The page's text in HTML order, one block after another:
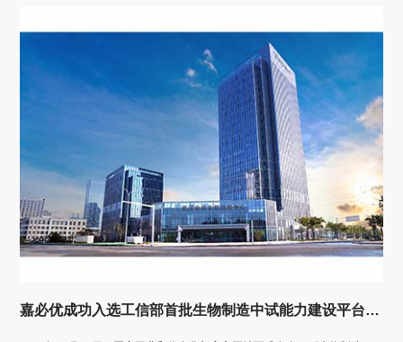
嘉必优成功入选工信部首批生物制造中试能力建设平台公示名单